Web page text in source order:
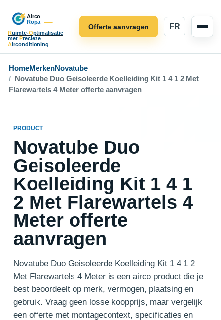
Ruimte-Optimalisatie
met Precieze
Airconditioning
FR
Offerte aanvragen
HomeMerkenNovatube
Novatube Duo Geisoleerde Koelleiding Kit 1 4 1 2 Met
Flarewartels 4 Meter offerte aanvragen
PRODUCT
Novatube Duo
Geisoleerde
Koelleiding Kit 1 4 1
2 Met Flarewartels 4
Meter offerte
aanvragen
Novatube Duo Geisoleerde Koelleiding Kit 1 4 1 2
Met Flarewartels 4 Meter is een airco product die je
best beoordeelt op merk, vermogen, plaatsing en
gebruik. Vraag geen losse koopprijs, maar vergelijk
een offerte met montagecontext, specificaties en